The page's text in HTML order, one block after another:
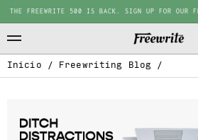
THE FREEWRITE 500 IS BACK. SIGN UP FOR OUR
Inicio / Freewriting Blog /